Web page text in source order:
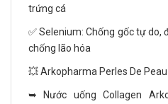
trứng cá
✅ Selenium: Chống gốc tự do,
chống lão hóa
💥 Arkopharma Perles De
➥ Nước uống Collagen